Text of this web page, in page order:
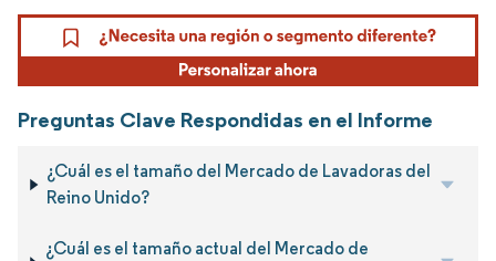
Preguntas Clave Respondidas en el Informe
¿Cuál es el tamaño del Mercado de Lavadoras del
Reino Unido?
¿Cuál es el tamaño actual del Mercado de